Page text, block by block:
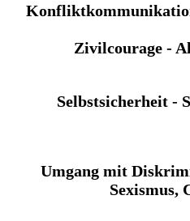
Zivilcourage -
Selbstsicherheit -
Umgang mit
Sexismus,